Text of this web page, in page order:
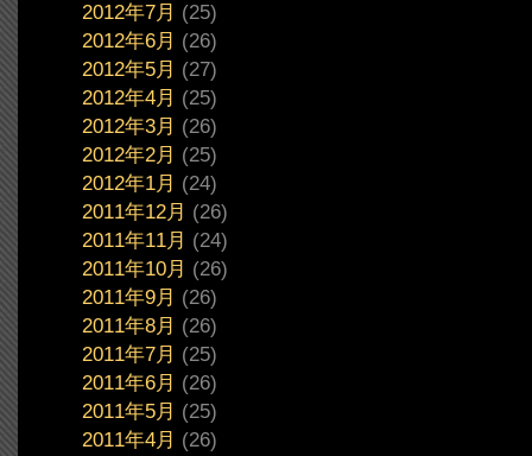
2012年7月 (25)
2012年6月 (26)
2012年5月 (27)
2012年4月 (25)
2012年3月 (26)
2012年2月 (25)
2012年1月 (24)
2011年12月 (26)
2011年11月 (24)
2011年10月 (26)
2011年9月 (26)
2011年8月 (26)
2011年7月 (25)
2011年6月 (26)
2011年5月 (25)
2011年4月 (26)